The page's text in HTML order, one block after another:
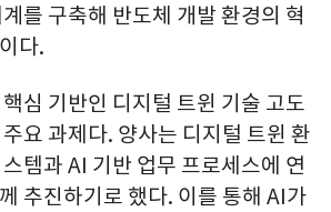
를 구축해 반도체 개발 환경의 혁
다.
심 기반인 디지털 트윈 기술 고도
요 과제다. 양사는 디지털 트윈 환
템과 AI 기반 업무 프로세스에 연
추진하기로 했다. 이를 통해 AI가